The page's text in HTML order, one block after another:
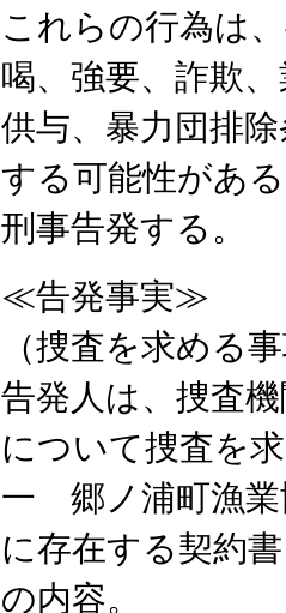
これらの行為は
喝、強要、詐欺
供与、暴力団排
する可能性があ
刑事告発する。
≪告発事実≫
（捜査を求める
告発人は、捜査
について捜査を
一 郷ノ浦町漁業
に存在する契約
の内容。